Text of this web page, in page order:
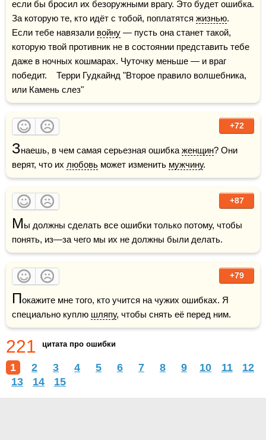
если бы бросил их безоружными врагу. Это будет ошибка.
За которую те, кто идёт с тобой, поплатятся жизнью.
Если тебе навязали войну — пусть она станет такой,
которую твой противник не в состоянии представить тебе
даже в ночных кошмарах. Чуточку меньше — и враг
победит.    Терри Гудкайнд "Второе правило волшебника,
или Камень слез"
+72
Знаешь, в чем самая серьезная ошибка женщин? Они
верят, что их любовь может изменить мужчину.
+87
Мы должны сделать все ошибки только потому, чтобы
понять, из—за чего мы их не должны были делать.
+79
Покажите мне того, кто учится на чужих ошибках. Я
специально куплю шляпу, чтобы снять её перед ним.
221 цитата про ошибки
1 2 3 4 5 6 7 8 9 10 11
12
13
14 15